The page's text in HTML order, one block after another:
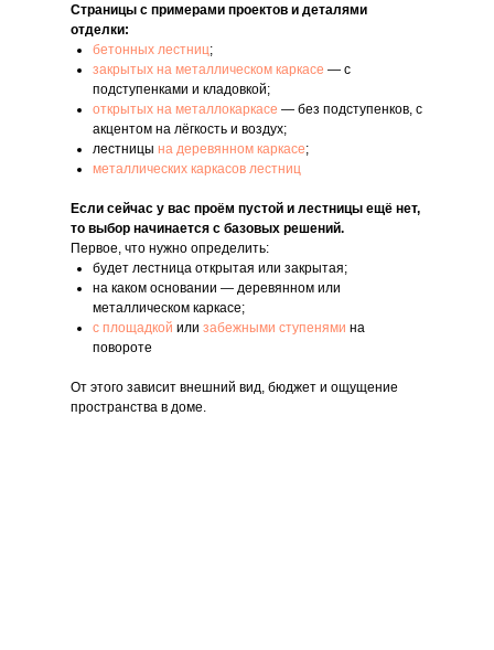
Страницы с примерами проектов и деталями
отделки:
бетонных лестниц;
закрытых на металлическом каркасе — с
подступенками и кладовкой;
открытых на металлокаркасе — без подступенков, с
акцентом на лёгкость и воздух;
лестницы на деревянном каркасе;
металлических каркасов лестниц
Если сейчас у вас проём пустой и лестницы ещё нет,
то выбор начинается с базовых решений.
Первое, что нужно определить:
будет лестница открытая или закрытая;
на каком основании — деревянном или
металлическом каркасе;
с площадкой или забежными ступенями на
повороте
От этого зависит внешний вид, бюджет и ощущение
пространства в доме.